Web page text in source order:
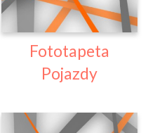
Fototapeta
Pojazdy